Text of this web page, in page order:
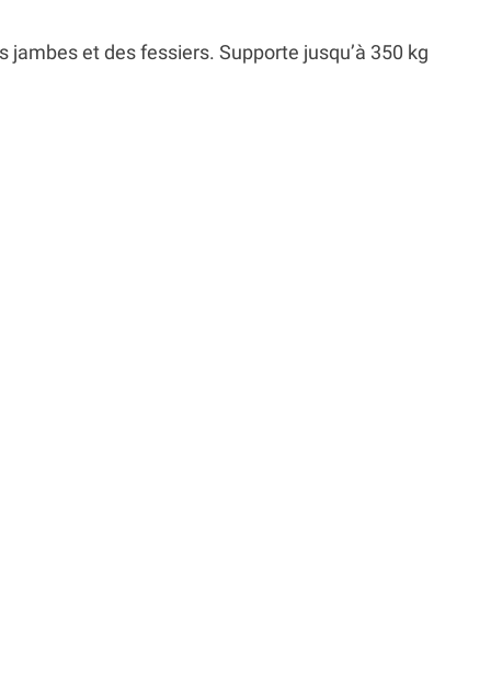
et des fessiers. Supporte jusqu’à 350 kg